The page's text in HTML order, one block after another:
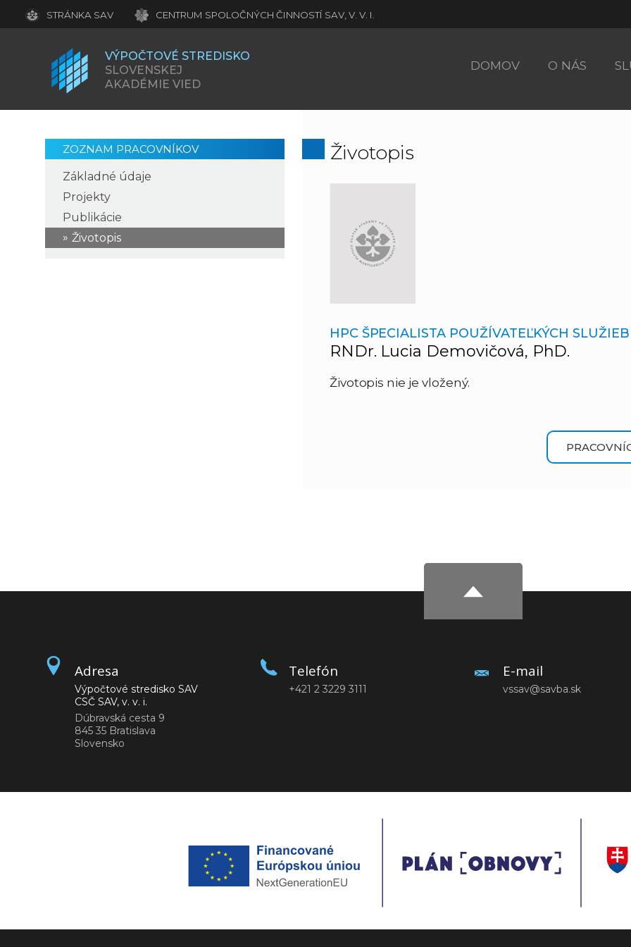
VÝPOČTOVÉ STREDISKO
SLOVENSKEJ
AKADÉMIE VIED
DOMOV O NÁS
STRÁNKA SAV CENTRUM SPOLOČNÝCH ČINNOSTÍ SAV, V. V. I.
ZOZNAM PRACOVNÍKOV
Základné údaje
Projekty
Publikácie
Životopis
Životopis
HPC ŠPECIALISTA POUŽÍVATEĽKÝCH SLUŽIEB
RNDr. Lucia Demovičová, PhD.
Životopis nie je vložený.
Adresa
Výpočtové stredisko SAV
CSČ SAV, v. v. i.
Dúbravská cesta 9
845 35 Bratislava
Slovensko
Telefón
+421 2 3229 3111
E-mail
vssav@savba.sk